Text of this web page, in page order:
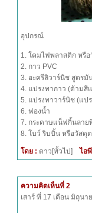
อุปกรณ์
1. โคมไฟพลาสติก หรื
2. กาว PVC
3. อะครีลิวาร์นิช สูตรมั
4. แปรงทากาว (ด้ามสี
5. แปรงทาวาร์นิช (แป
6. ฟองน้ำ
7. กระดาษแน็ฟกิ้นลาย
8. โบว์ ริบบิ้น หรือวัสดุ
โดย : ดาว[ทั้วไป] ไอ
ความคิดเห็นที่ 2
เสาร์ ที่ 17 เดือน มิถุนา